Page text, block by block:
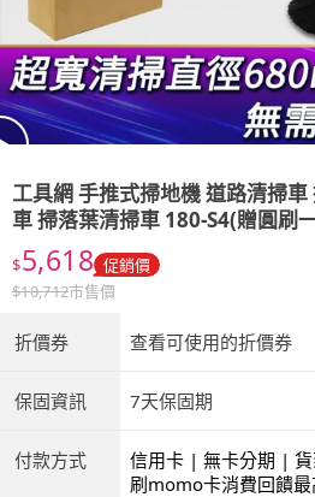
工具網手推式掃地機 道路清掃
車 掃落葉清掃車 180-S4(贈圓刷
$5,618 促銷價
$10,712市售價
折價券 查看可使用的折價券
保固資訊 7天保固期
付款方式
信用卡 | 無卡分期 |
商付款 | 銀聯卡 | 銀行
刷momo卡消費回饋最